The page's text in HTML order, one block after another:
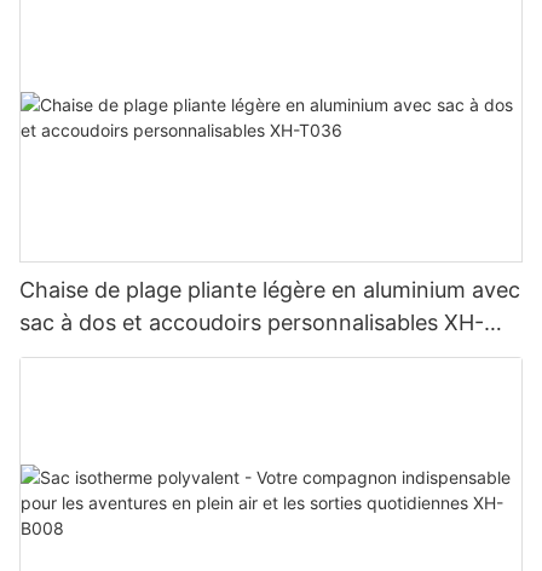
Chaise de plage pliante légère en aluminium avec
sac à dos et accoudoirs personnalisables XH-
T036